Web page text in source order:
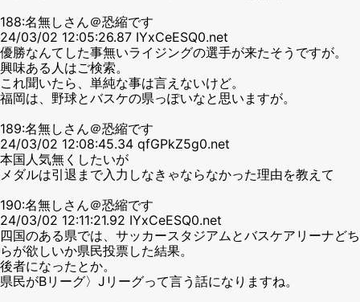
188:名無しさん＠恐縮です
24/03/02 12:05:26.87 IYxCeESQ0.net
優勝なんてした事無いライジングの選手が来たそうですが。
興味ある人はご検索。
これ聞いたら、単純な事は言えないけど。
福岡は、野球とバスケの県っぽいなと思いますが。
189:名無しさん＠恐縮です
24/03/02 12:08:45.34 qfGPkZ5g0.net
本国人気無くしたいが
メダルは引退まで入力しなきゃならなかった理由を教えて
190:名無しさん＠恐縮です
24/03/02 12:11:21.92 IYxCeESQ0.net
四国のある県では、サッカースタジアムとバスケアリーナどち
らが欲しいか県民投票した結果。
後者になったとか。
県民がBリーグ〉Jリーグって言う話になりますね。